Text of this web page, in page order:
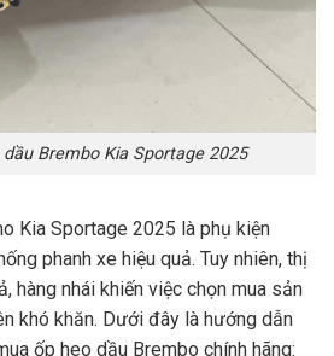
Brembo Kia Sportage 2025
Kia Sportage 2025 là phụ kiện
phanh xe hiệu quả. Tuy nhiên, thị
hàng nhái khiến việc chọn mua sản
khó khăn. Dưới đây là hướng dẫn
ốp heo dầu Brembo chính hãng: